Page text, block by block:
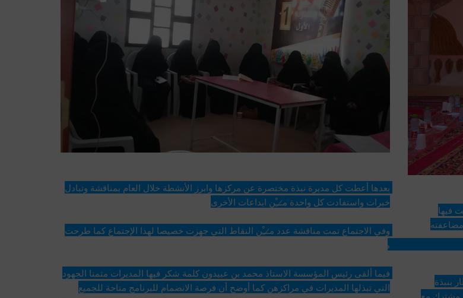
خبرات واستفادت كل واحدة م̷ـــِْن ابداعات الأخرى
مديرة القسم عدد م̷ـــِْن التوجيهات التي تسهم في رفع قدرات المديرات والمراكز
التي تبذلها المديرات في مراكزهن كما أوضح أن فرصة الانضمام للبرنامج متاحة للجميع